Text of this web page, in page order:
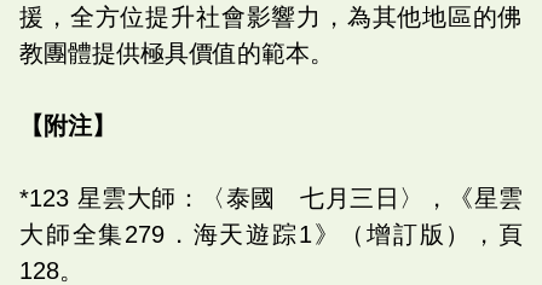
援，全方位提升社會影響力，為其他地區的佛
教團體提供極具價值的範本。
【附注】
*123 星雲大師：〈泰國 七月三日〉，《星雲
大師全集279．海天遊踪1》（增訂版），頁
128。